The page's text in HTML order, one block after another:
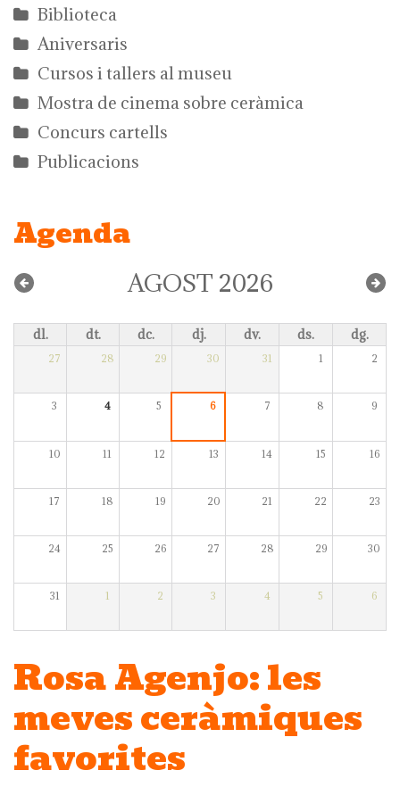
Biblioteca
Aniversaris
Cursos i tallers al museu
Mostra de cinema sobre ceràmica
Concurs cartells
Publicacions
Agenda
AGOST 2026
dl. dt. dc. dj. dv. ds. dg.
27 28 29 30 31 1 2
3 4 5 6 7 8 9
10 11 12 13 14 15 16
17 18 19 20 21 22 23
24 25 26 27 28 29 30
31 1 2 3 4 5 6
Rosa Agenjo: les
meves ceràmiques
favorites